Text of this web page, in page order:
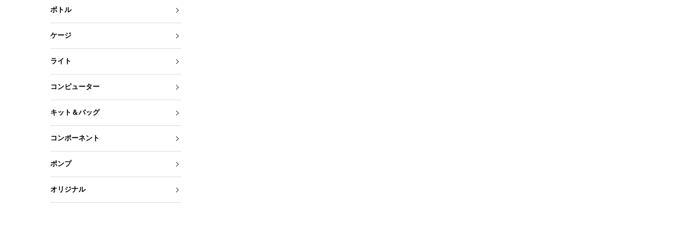
ボトル
ケージ
ライト
コンピューター
キット＆バッグ
コンポーネント
ポンプ
オリジナル